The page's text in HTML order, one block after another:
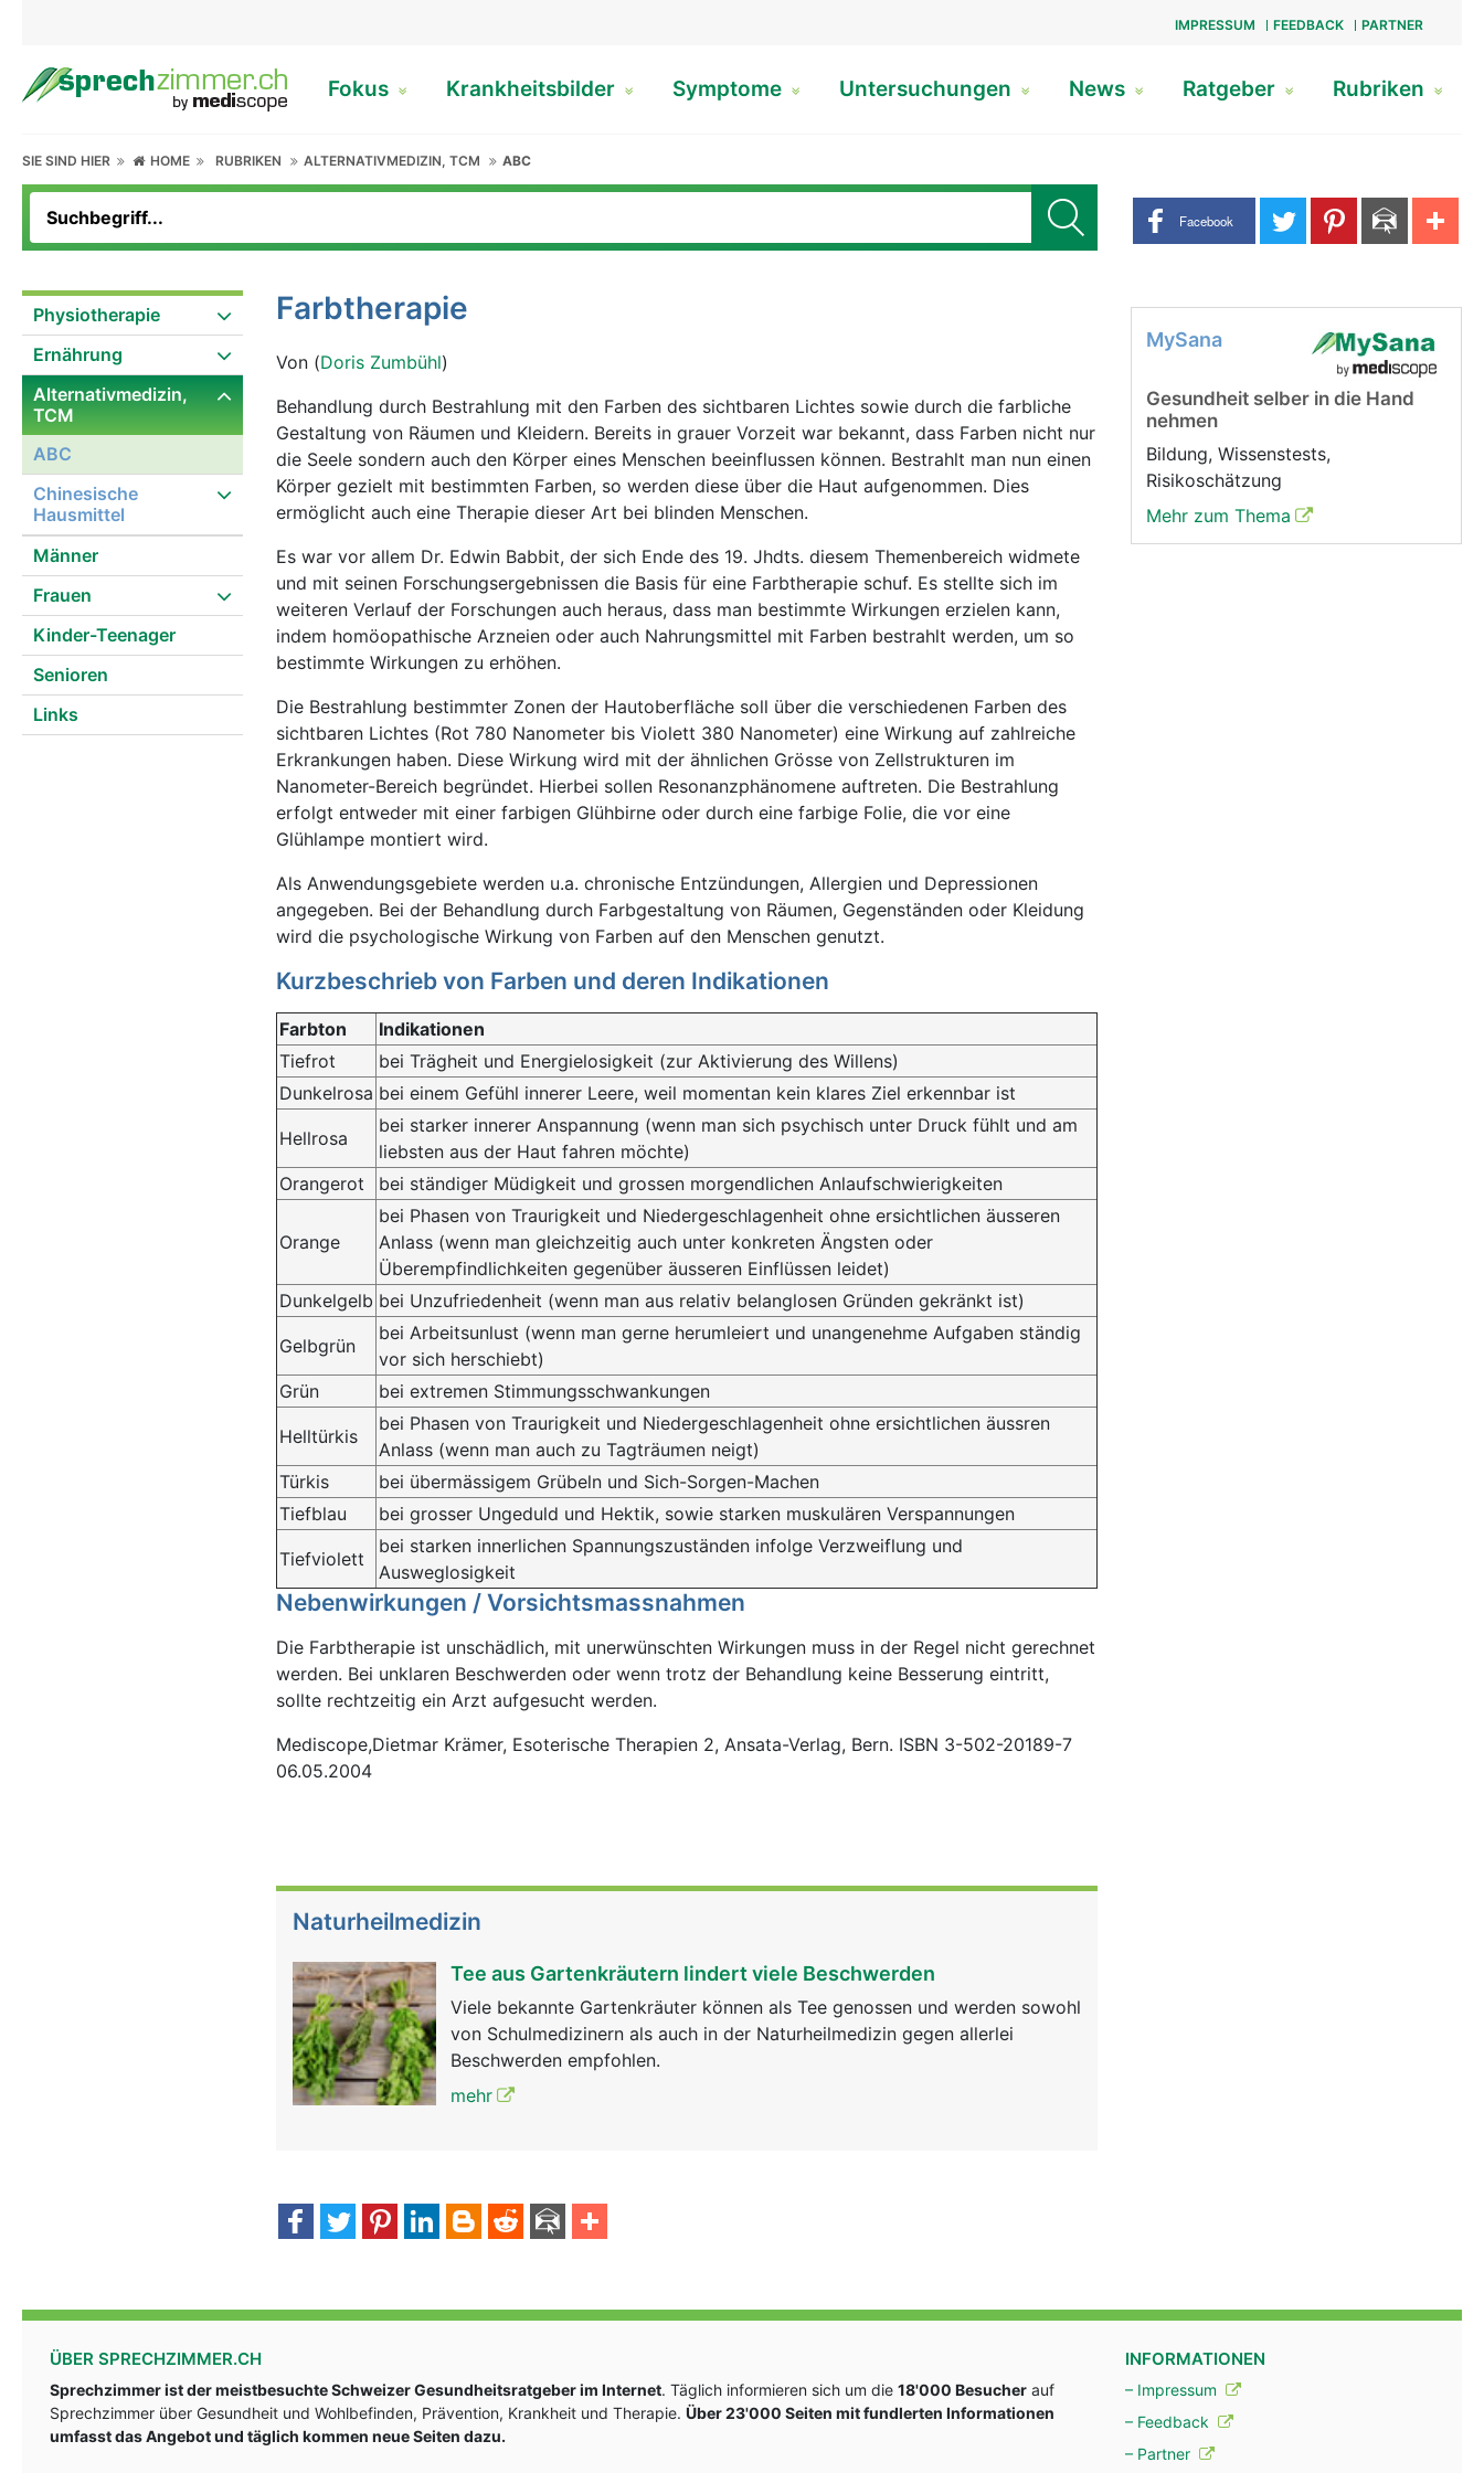
IMPRESSUM FEEDBACK PARTNER
Fokus Krankheitsbilder Symptome Untersuchungen News Ratgeber Rubriken
SIE SIND HIER HOME RUBRIKEN ALTERNATIVMEDIZIN, TCM ABC
Share buttons
Facebook
Physiotherapie
Ernährung
Alternativmedizin,
TCM
ABC
Chinesische
Hausmittel
Männer
Frauen
Kinder-Teenager
Senioren
Links
Farbtherapie
Von (Doris Zumbühl)
Behandlung durch Bestrahlung mit den Farben des sichtbaren Lichtes sowie durch die farbliche
Gestaltung von Räumen und Kleidern. Bereits in grauer Vorzeit war bekannt, dass Farben nicht nur
die Seele sondern auch den Körper eines Menschen beeinflussen können. Bestrahlt man nun einen
Körper gezielt mit bestimmten Farben, so werden diese über die Haut aufgenommen. Dies
ermöglicht auch eine Therapie dieser Art bei blinden Menschen.
Es war vor allem Dr. Edwin Babbit, der sich Ende des 19. Jhdts. diesem Themenbereich widmete
und mit seinen Forschungsergebnissen die Basis für eine Farbtherapie schuf. Es stellte sich im
weiteren Verlauf der Forschungen auch heraus, dass man bestimmte Wirkungen erzielen kann,
indem homöopathische Arzneien oder auch Nahrungsmittel mit Farben bestrahlt werden, um so
bestimmte Wirkungen zu erhöhen.
Die Bestrahlung bestimmter Zonen der Hautoberfläche soll über die verschiedenen Farben des
sichtbaren Lichtes (Rot 780 Nanometer bis Violett 380 Nanometer) eine Wirkung auf zahlreiche
Erkrankungen haben. Diese Wirkung wird mit der ähnlichen Grösse von Zellstrukturen im
Nanometer-Bereich begründet. Hierbei sollen Resonanzphänomene auftreten. Die Bestrahlung
erfolgt entweder mit einer farbigen Glühbirne oder durch eine farbige Folie, die vor eine
Glühlampe montiert wird.
Als Anwendungsgebiete werden u.a. chronische Entzündungen, Allergien und Depressionen
angegeben. Bei der Behandlung durch Farbgestaltung von Räumen, Gegenständen oder Kleidung
wird die psychologische Wirkung von Farben auf den Menschen genutzt.
Kurzbeschrieb von Farben und deren Indikationen
Farbton
Indikationen
Tiefrot
bei Trägheit und Energielosigkeit (zur Aktivierung des Willens)
Dunkelrosa bei einem Gefühl innerer Leere, weil momentan kein klares Ziel erkennbar ist
Hellrosa
bei starker innerer Anspannung (wenn man sich psychisch unter Druck fühlt und am
liebsten aus der Haut fahren möchte)
Orangerot
bei ständiger Müdigkeit und grossen morgendlichen Anlaufschwierigkeiten
Orange
bei Phasen von Traurigkeit und Niedergeschlagenheit ohne ersichtlichen äusseren
Anlass (wenn man gleichzeitig auch unter konkreten Ängsten oder
Überempfindlichkeiten gegenüber äusseren Einflüssen leidet)
Dunkelgelb bei Unzufriedenheit (wenn man aus relativ belanglosen Gründen gekränkt ist)
Gelbgrün
bei Arbeitsunlust (wenn man gerne herumleiert und unangenehme Aufgaben ständig
vor sich herschiebt)
Grün
bei extremen Stimmungsschwankungen
Helltürkis
bei Phasen von Traurigkeit und Niedergeschlagenheit ohne ersichtlichen äussren
Anlass (wenn man auch zu Tagträumen neigt)
Türkis
bei übermässigem Grübeln und Sich-Sorgen-Machen
Tiefblau
bei grosser Ungeduld und Hektik, sowie starken muskulären Verspannungen
Tiefviolett
bei starken innerlichen Spannungszuständen infolge Verzweiflung und
Ausweglosigkeit
Nebenwirkungen / Vorsichtsmassnahmen
Die Farbtherapie ist unschädlich, mit unerwünschten Wirkungen muss in der Regel nicht gerechnet
werden. Bei unklaren Beschwerden oder wenn trotz der Behandlung keine Besserung eintritt,
sollte rechtzeitig ein Arzt aufgesucht werden.
Mediscope,Dietmar Krämer, Esoterische Therapien 2, Ansata-Verlag, Bern. ISBN 3-502-20189-7
06.05.2004
Naturheilmedizin
Tee aus Gartenkräutern lindert viele Beschwerden
Viele bekannte Gartenkräuter können als Tee genossen und werden sowohl
von Schulmedizinern als auch in der Naturheilmedizin gegen allerlei
Beschwerden empfohlen.
mehr
MySana
Gesundheit selber in die Hand
nehmen
Bildung, Wissenstests,
Risikoschätzung
Mehr zum Thema
ÜBER SPRECHZIMMER.CH
Sprechzimmer ist der meistbesuchte Schweizer Gesundheitsratgeber im Internet. Täglich informieren sich um die 18'000 Besucher auf
Sprechzimmer über Gesundheit und Wohlbefinden, Prävention, Krankheit und Therapie. Über 23'000 Seiten mit fundlerten Informationen
umfasst das Angebot und täglich kommen neue Seiten dazu.
INFORMATIONEN
– Impressum
– Feedback
– Partner